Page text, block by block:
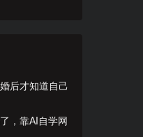
后才知道自己
，靠AI自学网